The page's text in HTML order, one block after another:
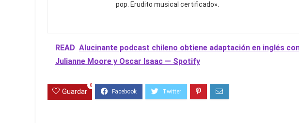
pop. Erudito musical certificado».
READ Alucinante podcast chileno obtiene adaptación en inglés
Julianne Moore y Oscar Isaac — Spotify
Guardar
0